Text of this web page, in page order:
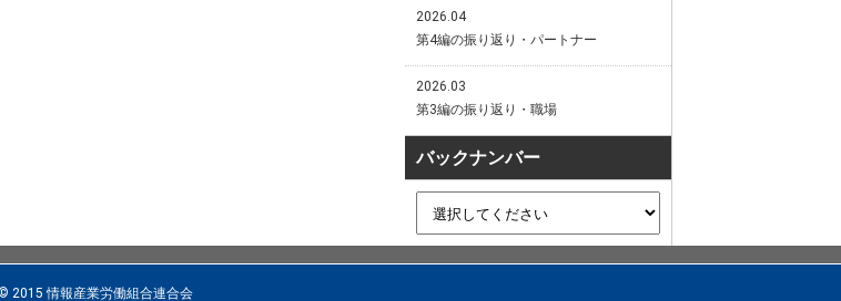
2026.04
第4編の振り返り・パートナー
2026.03
第3編の振り返り・職場
バックナンバー
© 2015 情報産業労働組合連合会